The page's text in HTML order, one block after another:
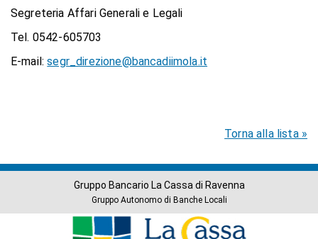
Segreteria Affari Generali e Legali
Tel. 0542-605703
E-mail:segr_direzione@bancadiimola.it
Torna alla lista »
Gruppo Bancario La Cassa di Ravenna
Gruppo Autonomo di Banche Locali